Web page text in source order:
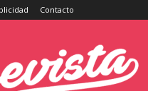
Contacto